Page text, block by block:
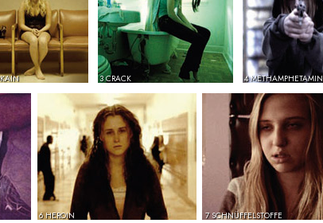
3 CRACK 4 METHAMPHETAMIN
6 HEROIN 7 SCHNÜFFELSTOFFE